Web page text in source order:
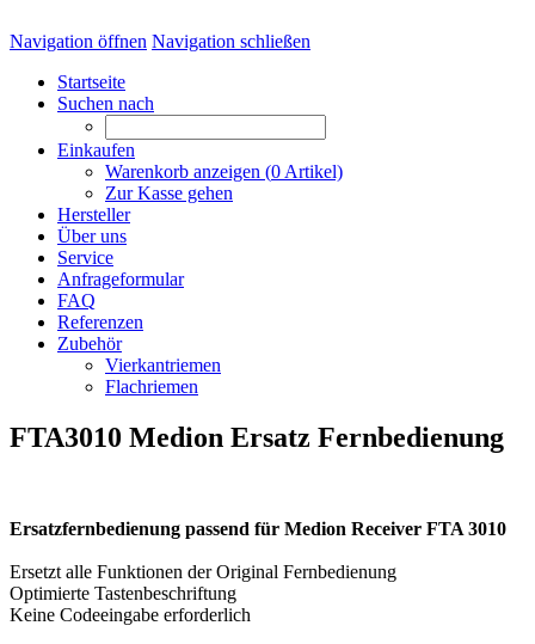
Navigation öffnen Navigation schließen
Startseite
Suchen nach
Einkaufen
Warenkorb anzeigen (0 Artikel)
Zur Kasse gehen
Hersteller
Über uns
Service
Anfrageformular
FAQ
Referenzen
Zubehör
Vierkantriemen
Flachriemen
FTA3010 Medion Ersatz Fernbedienung
Ersatzfernbedienung passend für Medion Receiver FTA 3010
Ersetzt alle Funktionen der Original Fernbedienung
Optimierte Tastenbeschriftung
Keine Codeeingabe erforderlich